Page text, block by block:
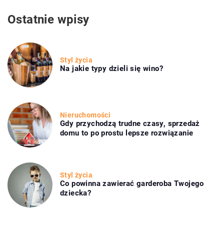
Ostatnie wpisy
Styl życia
Na jakie typy dzieli się wino?
Nieruchomości
Gdy przychodzą trudne czasy, sprzedaż
domu to po prostu lepsze rozwiązanie
Styl życia
Co powinna zawierać garderoba Twojego
dziecka?